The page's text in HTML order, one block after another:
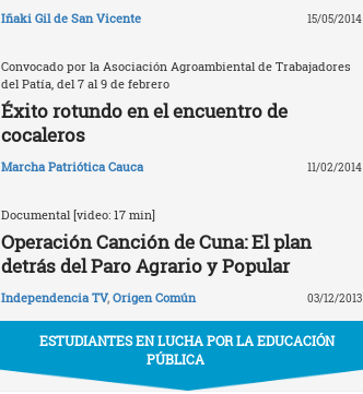
Iñaki Gil de San Vicente 15/05/2014
Convocado por la Asociación Agroambiental de Trabajadores
del Patía, del 7 al 9 de febrero
Éxito rotundo en el encuentro de
cocaleros
Marcha Patriótica Cauca 11/02/2014
Documental [video: 17 min]
Operación Canción de Cuna: El plan
detrás del Paro Agrario y Popular
Independencia TV, Origen Común 03/12/2013
ESTUDIANTES EN LUCHA POR LA EDUCACIÓN
PÚBLICA